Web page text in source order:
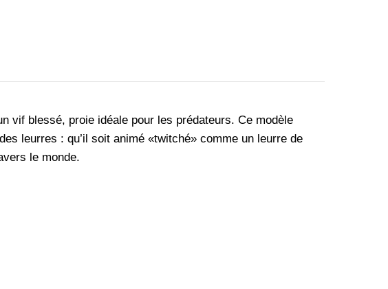
vif blessé, proie idéale pour les prédateurs. Ce modèle
leurres : qu’il soit animé «twitché» comme un leurre de
le monde.